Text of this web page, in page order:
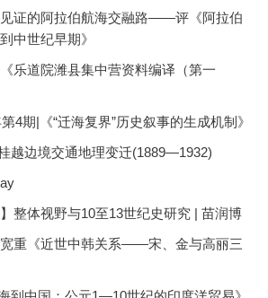
证的阿拉伯航海交融路——评《阿拉伯
中世纪早期》
乐道院潍县集中营资料编译（第一
4期|《“迁海复界”历史叙事的生成机制》
越边境交通地理变迁(1889—1932)
整体视野与10至13世纪史研究 | 苗润博
重《近世中韩关系——宋、金与高丽三